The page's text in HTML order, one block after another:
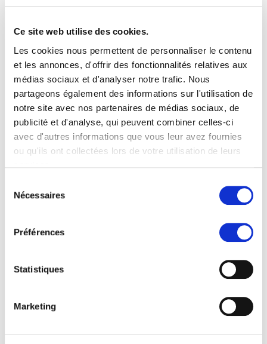
Ce site web utilise des cookies.
Les cookies nous permettent de personnaliser le contenu
et les annonces, d'offrir des fonctionnalités relatives aux
médias sociaux et d'analyser notre trafic. Nous
partageons également des informations sur l'utilisation de
notre site avec nos partenaires de médias sociaux, de
publicité et d'analyse, qui peuvent combiner celles-ci
avec d'autres informations que vous leur avez fournies
ou qu'ils ont collectées lors de votre utilisation de leurs
Nécessaires
Préférences
Statistiques
Marketing
Afficher toutes les séances d'information Droit
Evènements Droit (1)
Diplomfeier Kalaidos
Fachhochschule Sommer 2026
11.09.2026 17:30 Uhr, Festsaal,
Kunsthaus Zürich
Afficher tous les évènements Droit
Personnes Droit (97)
Directrice du cursus
Karin Ammann Plus
Bildungsberater für BSc- und MSc-
Plus